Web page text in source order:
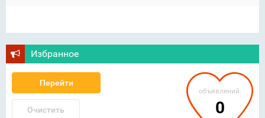
Избранное
Перейти
Очистить
объявлений:
0